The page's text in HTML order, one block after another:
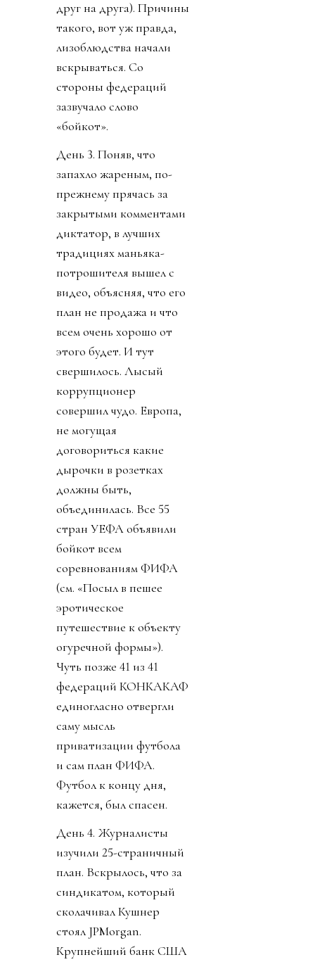
друг на друга). Причины
такого, вот уж правда,
лизоблюдства начали
вскрываться. Со
стороны федераций
зазвучало слово
«бойкот».
День 3. Поняв, что
запахло жареным, по-
прежнему прячась за
закрытыми комментами
диктатор, в лучших
традициях маньяка-
потрошителя вышел с
видео, объясняя, что его
план не продажа и что
всем очень хорошо от
этого будет. И тут
свершилось. Лысый
коррупционер
совершил чудо. Европа,
не могущая
договориться какие
дырочки в розетках
должны быть,
объединилась. Все 55
стран УЕФА объявили
бойкот всем
соревнованиям ФИФА
(см. «Посыл в пешее
эротическое
путешествие к объекту
огуречной формы»).
Чуть позже 41 из 41
федераций КОНКАКАФ
единогласно отвергли
саму мысль
приватизации футбола
и сам план ФИФА.
Футбол к концу дня,
кажется, был спасен.
День 4. Журналисты
изучили 25-страничный
план. Вскрылось, что за
синдикатом, который
сколачивал Кушнер
стоял JPMorgan.
Крупнейший банк США